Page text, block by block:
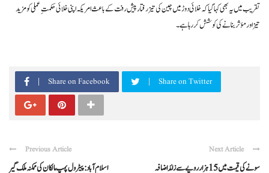
تقریب میں یہ بھی کہا گیا کہ خلائی دوڑ میں چین کی تیز رفتار پیش رفت کے باعث امریکہ اپنی خلائی حکمتِ عملی کو مزید
تیز اور مؤثر بنانے کی کوشش کر رہا ہے۔
Share on Facebook Share on Twitter
Previous Article
اسلام آباد: پیٹرول پمپ مالکان کی ممکنہ ملک گیر
Next Article
سونے کی قیمت میں 15 ہزار روپے سے زائد اضافہ